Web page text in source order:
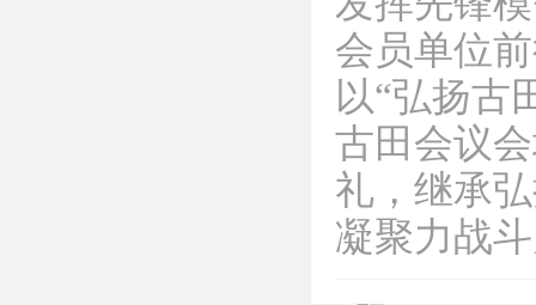
会员单位
以“弘扬古
古田会议
礼，继承
凝聚力战